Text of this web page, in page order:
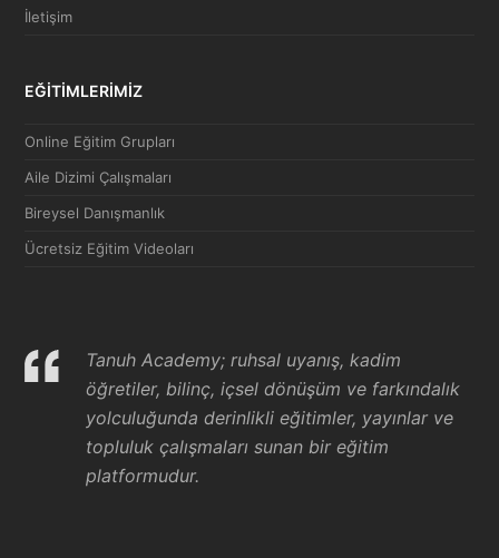
İletişim
EĞİTİMLERİMİZ
Online Eğitim Grupları
Aile Dizimi Çalışmaları
Bireysel Danışmanlık
Ücretsiz Eğitim Videoları
Tanuh Academy; ruhsal uyanış, kadim
öğretiler, bilinç, içsel dönüşüm ve farkındalık
yolculuğunda derinlikli eğitimler, yayınlar ve
topluluk çalışmaları sunan bir eğitim
platformudur.